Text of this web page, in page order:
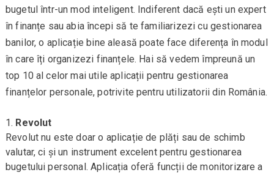
bugetul într-un mod inteligent. Indiferent dacă ești un expert
în finanțe sau abia începi să te familiarizezi cu gestionarea
banilor, o aplicație bine aleasă poate face diferența în modul
în care îți organizezi finanțele. Hai să vedem împreună un
top 10 al celor mai utile aplicații pentru gestionarea
finanțelor personale, potrivite pentru utilizatorii din România.
Revolut
Revolut nu este doar o aplicație de plăți sau de schimb
valutar, ci și un instrument excelent pentru gestionarea
bugetului personal. Aplicația oferă funcții de monitorizare a